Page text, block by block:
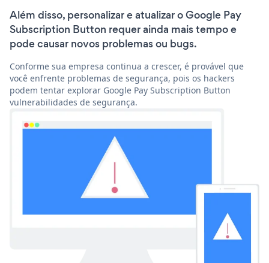
Além disso, personalizar e atualizar o Google Pay
Subscription Button requer ainda mais tempo e
pode causar novos problemas ou bugs.
Conforme sua empresa continua a crescer, é provável que
você enfrente problemas de segurança, pois os hackers
podem tentar explorar Google Pay Subscription Button
vulnerabilidades de segurança.